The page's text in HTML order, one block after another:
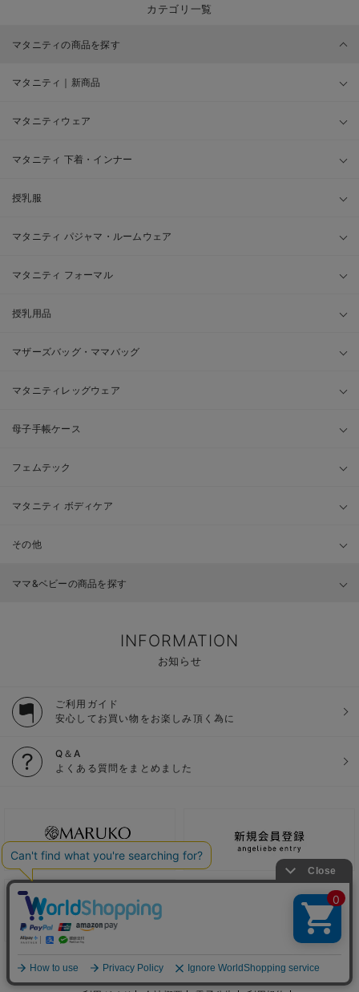
カテゴリ一覧
マタニティの商品を探す
マタニティ｜新商品
マタニティウェア
マタニティ 下着・インナー
授乳服
マタニティ パジャマ・ルームウェア
マタニティ フォーマル
授乳用品
マザーズバッグ・ママバッグ
マタニティレッグウェア
母子手帳ケース
フェムテック
マタニティ ボディケア
その他
ママ&ベビーの商品を探す
INFORMATION
お知らせ
ご利用ガイド
安心してお買い物をお楽しみ頂く為に
Q＆A
よくある質問をまとめました